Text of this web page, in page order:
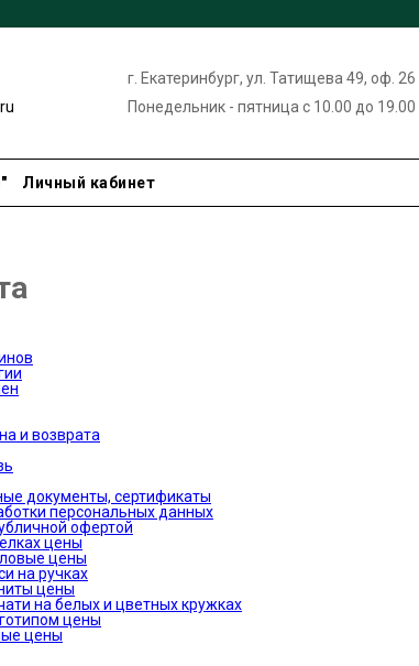
г. Екатеринбург, ул. Татищева 49, оф. 26
Понедельник - пятница с 10.00 до 19.00
Личный кабинет
и возврата
документы, сертификаты
персональных данных
офертой
цены
цены
на ручках
цены
на белых и цветных кружках
цены
цены